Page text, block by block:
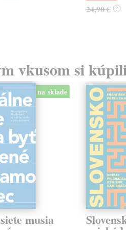
24,90 € ?
vkusom si
na sklade
musia